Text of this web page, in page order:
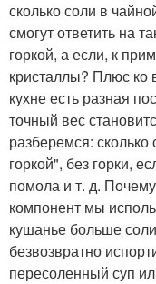
сколько соли в
смогут ответить на
горкой, а если, к
кристаллы? Плюс ко
кухне есть разная
точный вес
разберемся:
горкой", без горки,
помола и т. д.
компонент мы
кушанье больше
безвозвратно
пересоленный суп